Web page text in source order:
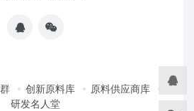
创新原料库
原料供应商库
研发名人堂